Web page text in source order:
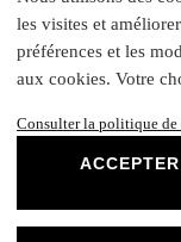
plus
projets
Une fois votre
visualiser un
couleurs, un
pourrez
couleurs et de
les visites et
préférences et les
aux cookies. Votre
Consulter la politique